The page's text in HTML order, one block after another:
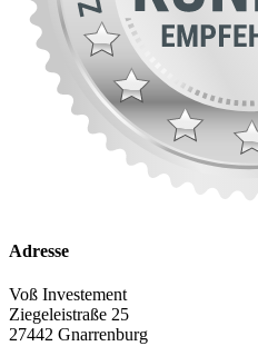
Adresse
Voß Investement
Ziegeleistraße 25
27442 Gnarrenburg